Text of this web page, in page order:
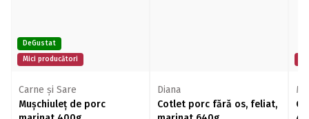
DeGustat
Mici producători
Carne şi Sare
Mușchiuleț de porc
Diana
Cotlet porc fără os, feliat,